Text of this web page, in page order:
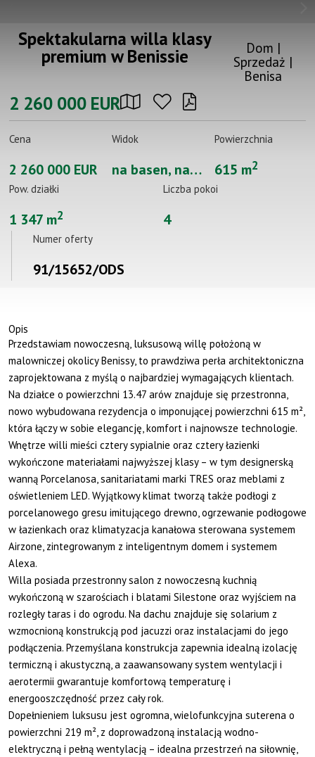
Spektakularna willa klasy
premium w Benissie
Dom |
Sprzedaż |
Benisa
2 260 000 EUR
Cena
2 260 000 EUR
Widok
na basen, na góry, na morze
Powierzchnia
615 m2
Pow. działki
1 347 m2
Liczba pokoi
4
Numer oferty
91/15652/ODS
Opis
Przedstawiam nowoczesną, luksusową willę położoną w
malowniczej okolicy Benissy, to prawdziwa perła architektoniczna
zaprojektowana z myślą o najbardziej wymagających klientach.
Na działce o powierzchni 13.47 arów znajduje się przestronna,
nowo wybudowana rezydencja o imponującej powierzchni 615 m²,
która łączy w sobie elegancję, komfort i najnowsze technologie.
Wnętrze willi mieści cztery sypialnie oraz cztery łazienki
wykończone materiałami najwyższej klasy – w tym designerską
wanną Porcelanosa, sanitariatami marki TRES oraz meblami z
oświetleniem LED. Wyjątkowy klimat tworzą także podłogi z
porcelanowego gresu imitującego drewno, ogrzewanie podłogowe
w łazienkach oraz klimatyzacja kanałowa sterowana systemem
Airzone, zintegrowanym z inteligentnym domem i systemem
Alexa.
Willa posiada przestronny salon z nowoczesną kuchnią
wykończoną w szarościach i blatami Silestone oraz wyjściem na
rozległy taras i do ogrodu. Na dachu znajduje się solarium z
wzmocnioną konstrukcją pod jacuzzi oraz instalacjami do jego
podłączenia. Przemyślana konstrukcja zapewnia idealną izolację
termiczną i akustyczną, a zaawansowany system wentylacji i
aerotermii gwarantuje komfortową temperaturę i
energooszczędność przez cały rok.
Dopełnieniem luksusu jest ogromna, wielofunkcyjna suterena o
powierzchni 219 m², z doprowadzoną instalacją wodno-
elektryczną i pełną wentylacją – idealna przestrzeń na siłownię,